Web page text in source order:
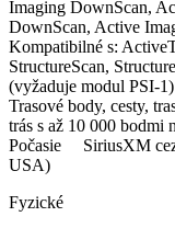
Imaging DownScan,
DownScan, Active
Kompatibilné s:
StructureScan,
(vyžaduje modul PSI-1)
Trasové body, cesty,
trás s až 10 000 bodmi
Počasie SiriusXM
USA)
Fyzické